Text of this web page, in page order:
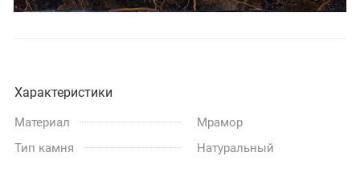
Характеристики
Материал
Мрамор
Тип камня
Натуральный